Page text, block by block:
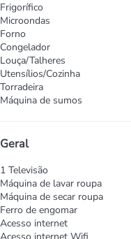
Frigorífico
Microondas
Forno
Congelador
Louça/Talheres
Utensílios/Cozinha
Torradeira
Máquina de sumos
Geral
1 Televisão
Máquina de lavar roupa
Máquina de secar roupa
Ferro de engomar
Acesso internet
Acesso internet Wifi